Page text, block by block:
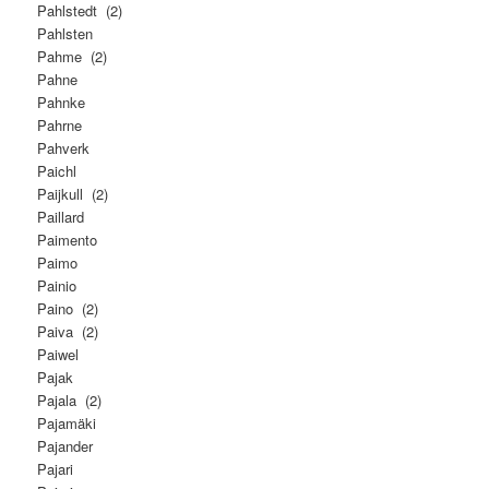
Pahlstedt (2)
Pahlsten
Pahme (2)
Pahne
Pahnke
Pahrne
Pahverk
Paichl
Paijkull (2)
Paillard
Paimento
Paimo
Painio
Paino (2)
Paiva (2)
Paiwel
Pajak
Pajala (2)
Pajamäki
Pajander
Pajari